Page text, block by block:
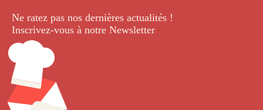
Ne ratez pas nos dernières actualités !
Inscrivez-vous à notre Newsletter.